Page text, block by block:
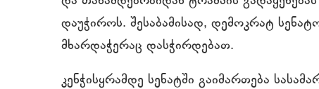
დაუჭიროს. შესაბამისად, დემოკრატ
მხარდაჭერაც დასჭირდებათ.
კენჭისყრამდე სენატში გაიმართება